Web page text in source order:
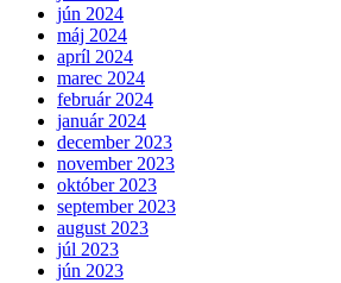
jún 2024
máj 2024
apríl 2024
marec 2024
február 2024
január 2024
december 2023
november 2023
október 2023
september 2023
august 2023
júl 2023
jún 2023